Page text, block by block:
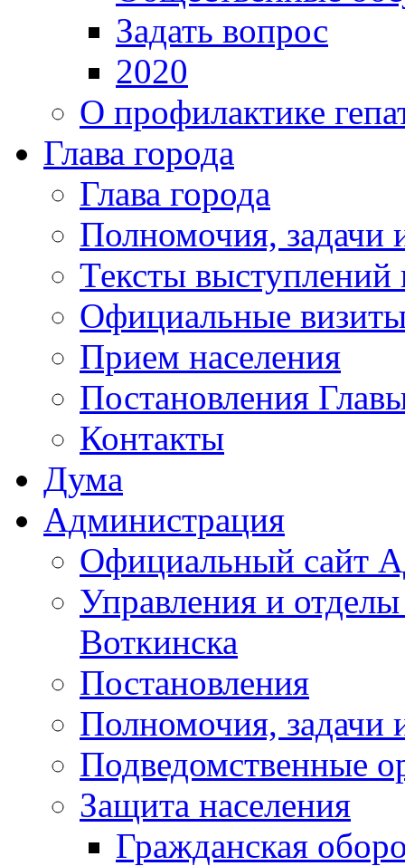
Задать вопрос
2020
О профилактике
Глава города
Глава города
Полномочия, задачи
Тексты выступлений
Официальные
Прием населения
Постановления
Контакты
Дума
Администрация
Официальный сайт
Управления и
Воткинска
Постановления
Полномочия, задачи
Подведомственные
Защита населения
Гражданская